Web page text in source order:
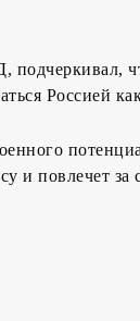
подчеркивал,
Россией
и повлечет